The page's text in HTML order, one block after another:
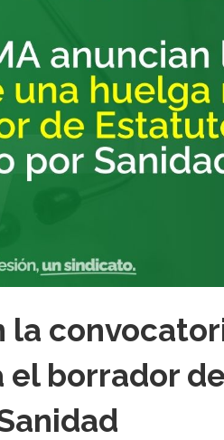
la
borrador